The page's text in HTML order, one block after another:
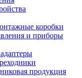
коробки
и приборы
продукция